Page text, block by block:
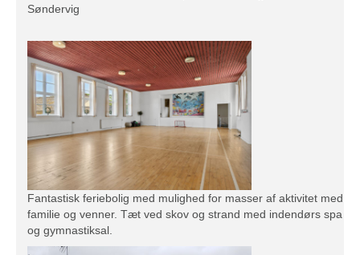
Søndervig
Fantastisk feriebolig med mulighed for masser af aktivitet med
familie og venner. Tæt ved skov og strand med indendørs spa
og gymnastiksal.